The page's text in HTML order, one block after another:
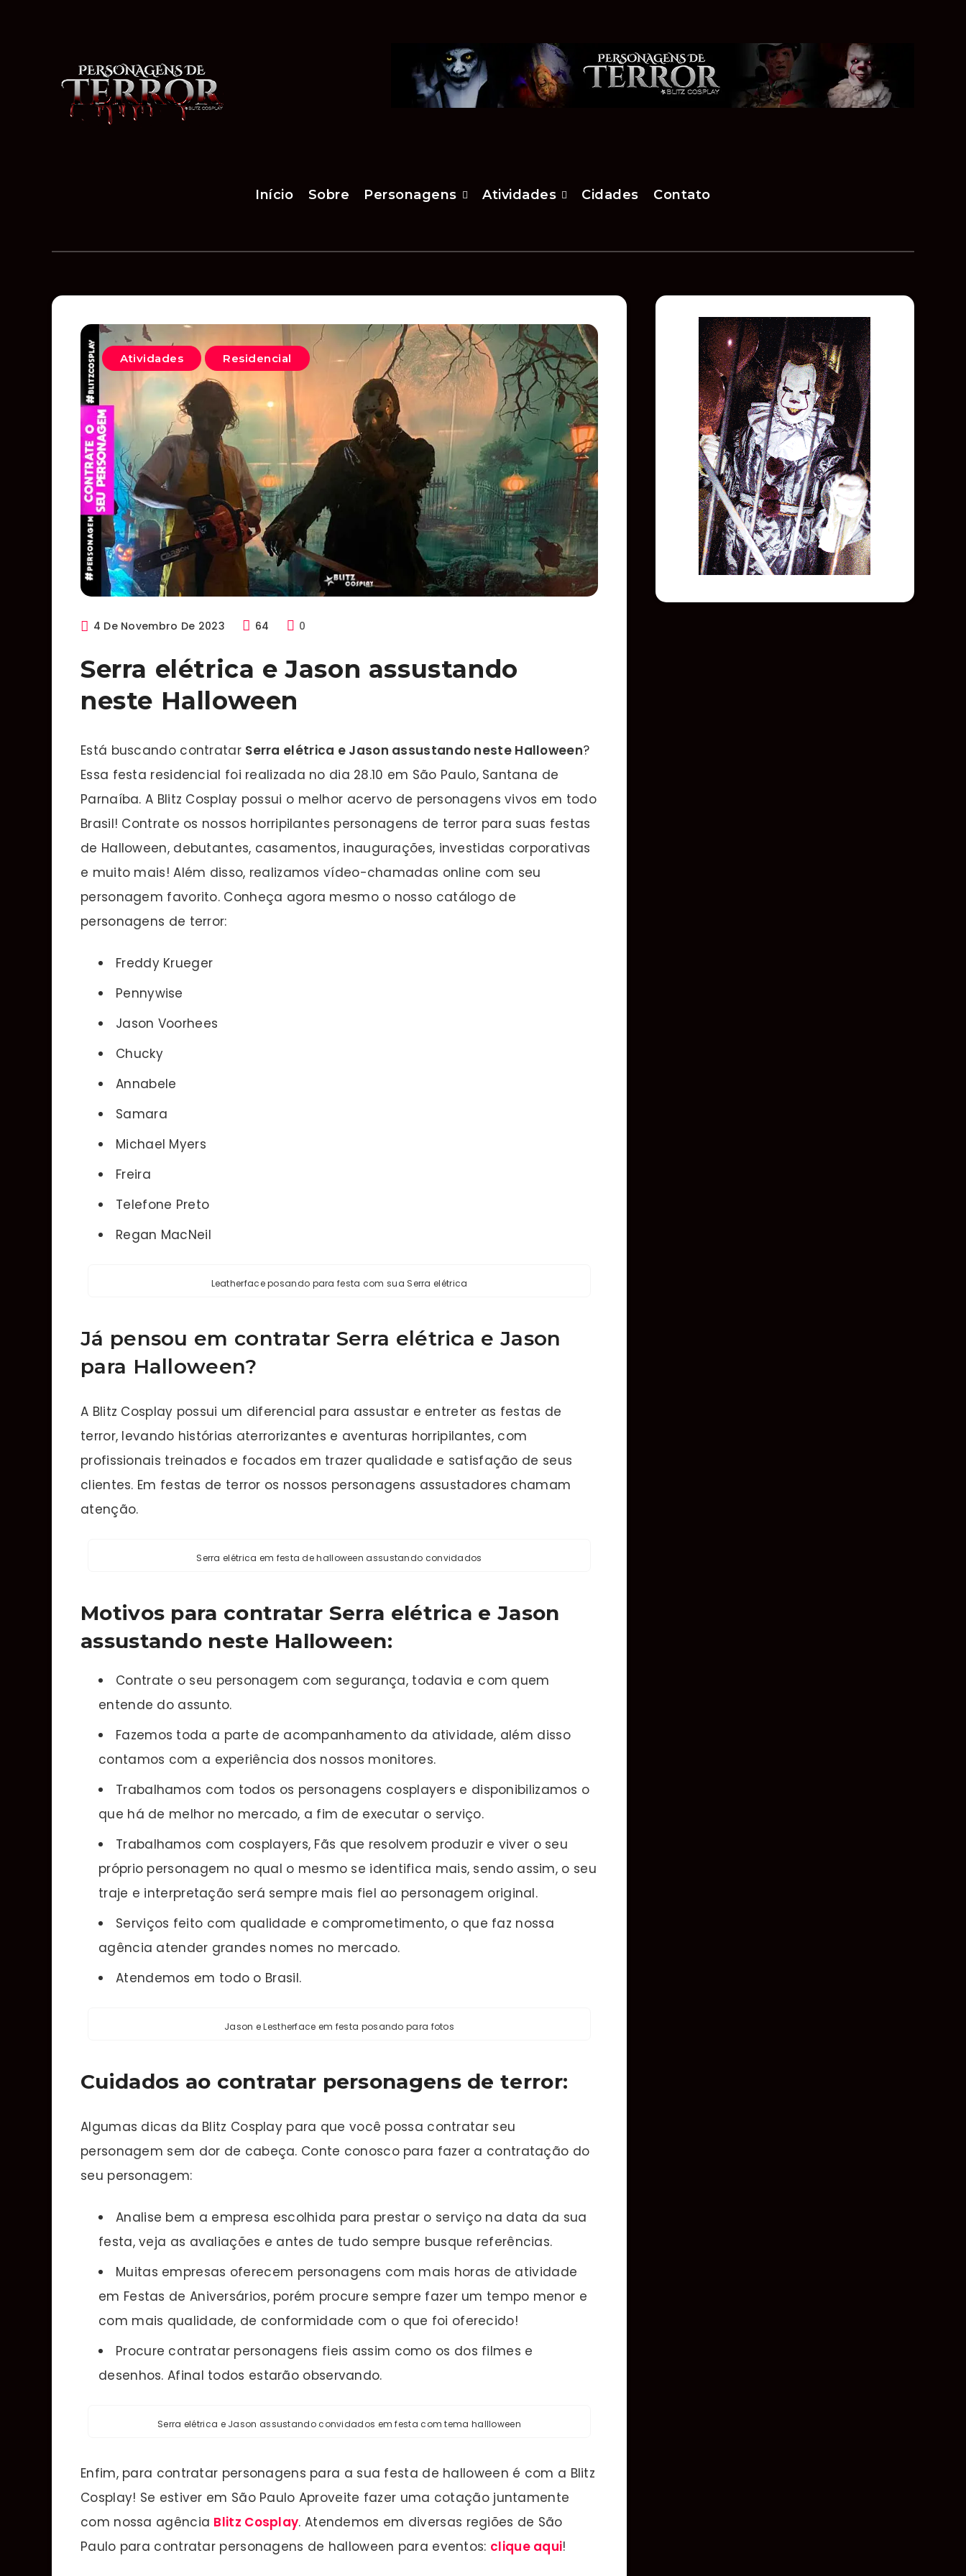
Início Sobre Personagens Atividades Cidades Contato
Atividades Residencial
4 De Novembro De 2023 64 0
Serra elétrica e Jason assustando
neste Halloween
Está buscando contratar Serra elétrica e Jason assustando neste Halloween?
Essa festa residencial foi realizada no dia 28.10 em São Paulo, Santana de
Parnaíba. A Blitz Cosplay possui o melhor acervo de personagens vivos em todo
Brasil! Contrate os nossos horripilantes personagens de terror para suas festas
de Halloween, debutantes, casamentos, inaugurações, investidas corporativas
e muito mais! Além disso, realizamos vídeo-chamadas online com seu
personagem favorito. Conheça agora mesmo o nosso catálogo de
personagens de terror:
Freddy Krueger
Pennywise
Jason Voorhees
Chucky
Annabele
Samara
Michael Myers
Freira
Telefone Preto
Regan MacNeil
Leatherface posando para festa com sua Serra elétrica
Já pensou em contratar Serra elétrica e Jason
para Halloween?
A Blitz Cosplay possui um diferencial para assustar e entreter as festas de
terror, levando histórias aterrorizantes e aventuras horripilantes, com
profissionais treinados e focados em trazer qualidade e satisfação de seus
clientes. Em festas de terror os nossos personagens assustadores chamam
atenção.
Serra elétrica em festa de halloween assustando convidados
Motivos para contratar Serra elétrica e Jason
assustando neste Halloween:
Contrate o seu personagem com segurança, todavia e com quem
entende do assunto.
Fazemos toda a parte de acompanhamento da atividade, além disso
contamos com a experiência dos nossos monitores.
Trabalhamos com todos os personagens cosplayers e disponibilizamos o
que há de melhor no mercado, a fim de executar o serviço.
Trabalhamos com cosplayers, Fãs que resolvem produzir e viver o seu
próprio personagem no qual o mesmo se identifica mais, sendo assim, o seu
traje e interpretação será sempre mais fiel ao personagem original.
Serviços feito com qualidade e comprometimento, o que faz nossa
agência atender grandes nomes no mercado.
Atendemos em todo o Brasil.
Jason e Lestherface em festa posando para fotos
Cuidados ao contratar personagens de terror:
Algumas dicas da Blitz Cosplay para que você possa contratar seu
personagem sem dor de cabeça. Conte conosco para fazer a contratação do
seu personagem:
Analise bem a empresa escolhida para prestar o serviço na data da sua
festa, veja as avaliações e antes de tudo sempre busque referências.
Muitas empresas oferecem personagens com mais horas de atividade
em Festas de Aniversários, porém procure sempre fazer um tempo menor e
com mais qualidade, de conformidade com o que foi oferecido!
Procure contratar personagens fieis assim como os dos filmes e
desenhos. Afinal todos estarão observando.
Serra elétrica e Jason assustando convidados em festa com tema hallloween
Enfim, para contratar personagens para a sua festa de halloween é com a Blitz
Cosplay! Se estiver em São Paulo Aproveite fazer uma cotação juntamente
com nossa agência Blitz Cosplay. Atendemos em diversas regiões de São
Paulo para contratar personagens de halloween para eventos: clique aqui!